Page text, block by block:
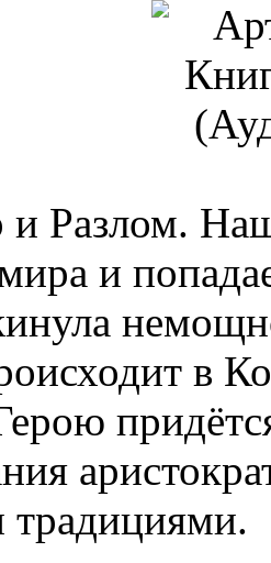
и Разлом.
и
в